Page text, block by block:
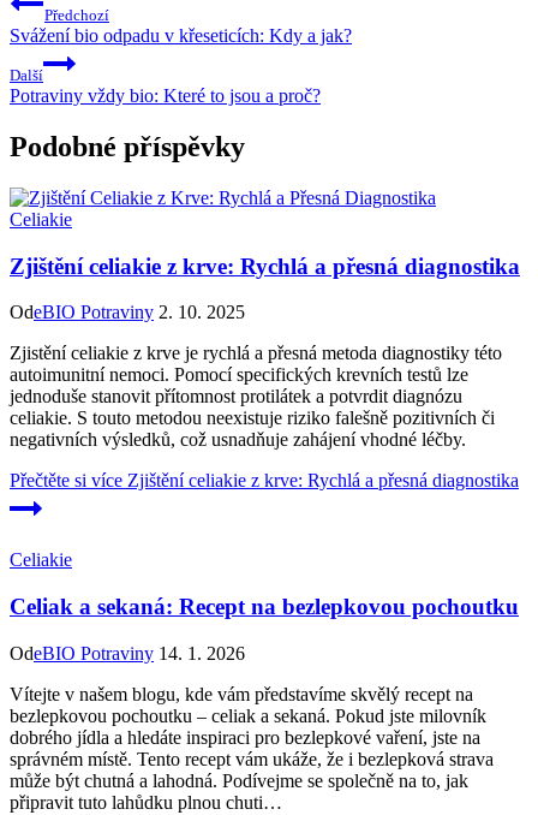
Předchozí
Svážení bio odpadu v křeseticích: Kdy a jak?
Další
Potraviny vždy bio: Které to jsou a proč?
Podobné příspěvky
Celiakie
Zjištění celiakie z krve: Rychlá a přesná diagnostika
OdeBIO Potraviny 2. 10. 2025
Zjistění celiakie z krve je rychlá a přesná metoda diagnostiky této
autoimunitní nemoci. Pomocí specifických krevních testů lze
jednoduše stanovit přítomnost protilátek a potvrdit diagnózu
celiakie. S touto metodou neexistuje riziko falešně pozitivních či
negativních výsledků, což usnadňuje zahájení vhodné léčby.
Přečtěte si více Zjištění celiakie z krve: Rychlá a přesná diagnostika
Celiakie
Celiak a sekaná: Recept na bezlepkovou pochoutku
OdeBIO Potraviny 14. 1. 2026
Vítejte v našem blogu, ⁢kde vám představíme skvělý recept na
‌bezlepkovou ⁤pochoutku – celiak a⁢ sekaná. Pokud jste milovník
dobrého jídla a hledáte inspiraci pro bezlepkové vaření, ‌jste na
správném místě. Tento recept vám ukáže, že ​i bezlepková strava
může být chutná a lahodná.‍ Podívejme se‌ společně na to,⁣ jak
připravit tuto lahůdku​ plnou chuti…